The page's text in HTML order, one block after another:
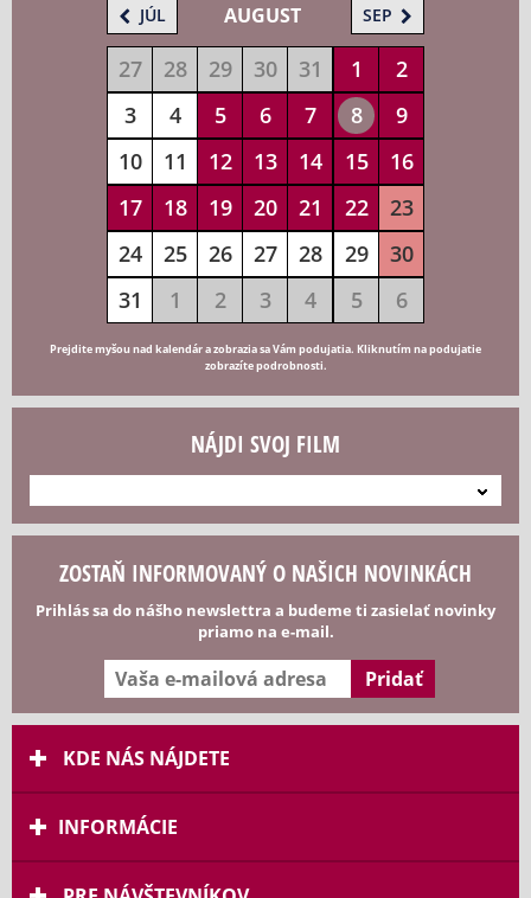
JÚL AUGUST SEP
27 28 29 30 31 1
2
3
4 5 6 7 8
9
10
11 12 13 14 15
16
17
18 19 20 21 22
23
24
25 26 27 28 29
30
31
1 2 3 4 5 6
Prejdite myšou nad kalendár a zobrazia sa Vám podujatia. Kliknutím na podujatie
zobrazíte podrobnosti.
NÁJDI SVOJ FILM
ZOSTAŇ INFORMOVANÝ O NAŠICH NOVINKÁCH
Prihlás sa do nášho newslettra a budeme ti zasielať novinky
priamo na e-mail.
KDE NÁS NÁJDETE
INFORMÁCIE